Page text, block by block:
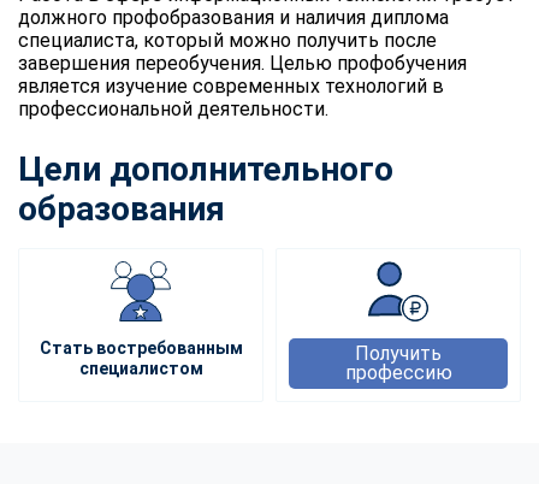
должного профобразования и наличия диплома
специалиста, который можно получить после
завершения переобучения. Целью профобучения
является изучение современных технологий в
профессиональной деятельности.
Цели дополнительного
образования
Стать востребованным
специалистом
Получить
профессию